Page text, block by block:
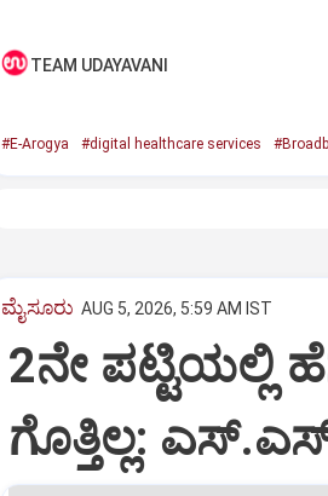
TEAM UDAYAVANI
#E-Arogya #digital healthcare services
ಮೈಸೂರು AUG 5, 2026, 5:59 AM IST
2ನೇ ಪಟ್ಟಿಯಲ್ಲಿ
ಗೊತ್ತಿಲ್ಲ: